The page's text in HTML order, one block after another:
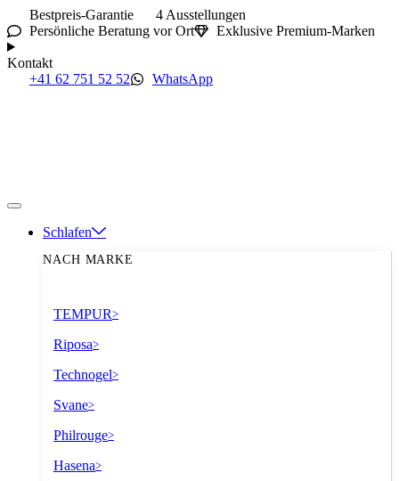
Bestpreis-Garantie
4 Ausstellungen
Persönliche Beratung vor Ort
Exklusive Premium-Marken
Kontakt
+41 62 751 52 52
WhatsApp
Schlafen
NACH MARKE
TEMPUR>
Riposa>
Technogel>
Svane>
Philrouge>
Hasena>